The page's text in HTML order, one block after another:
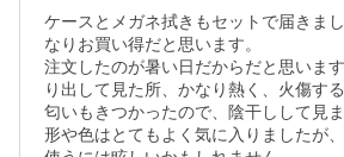
ケースとメガネ拭きもセットで届きま
なりお買い得だと思います。
注文したのが暑い日だからだと思いま
り出して見た所、かなり熱く、火傷す
匂いもきつかったので、陰干しして見
形や色はとてもよく気に入りましたが